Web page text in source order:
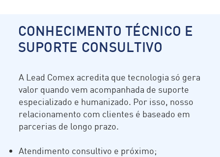
A Lead Comex acredita que tecnologia só gera
valor quando vem acompanhada de suporte
especializado e humanizado. Por isso, nosso
relacionamento com clientes é baseado em
parcerias de longo prazo.
Atendimento consultivo e próximo;
CONHECIMENTO TÉCNICO E
SUPORTE CONSULTIVO